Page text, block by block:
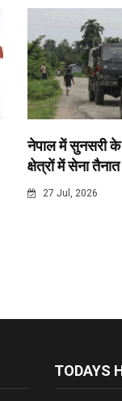
नेपाल में सुनसरी के
क्षेत्रों में सेना तैनात
27 Jul, 2026
TODAYS